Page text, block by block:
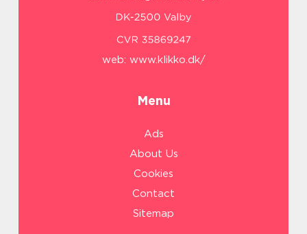
web: www.klikko.dk/
Menu
Ads
About Us
Cookies
Contact
Sitemap